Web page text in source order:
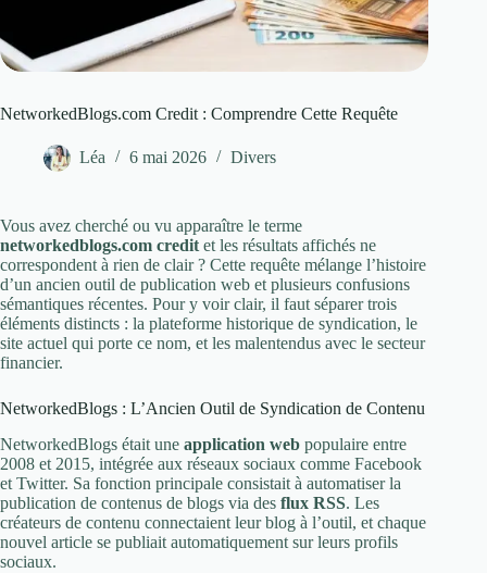
NetworkedBlogs.com Credit : Comprendre Cette Requête
Léa 6 mai 2026 Divers
Vous avez cherché ou vu apparaître le terme
networkedblogs.com credit et les résultats affichés ne
correspondent à rien de clair ? Cette requête mélange l’histoire
d’un ancien outil de publication web et plusieurs confusions
sémantiques récentes. Pour y voir clair, il faut séparer trois
éléments distincts : la plateforme historique de syndication, le
site actuel qui porte ce nom, et les malentendus avec le secteur
financier.
NetworkedBlogs : L’Ancien Outil de Syndication de Contenu
NetworkedBlogs était une application web populaire entre
2008 et 2015, intégrée aux réseaux sociaux comme Facebook
et Twitter. Sa fonction principale consistait à automatiser la
publication de contenus de blogs via des flux RSS. Les
créateurs de contenu connectaient leur blog à l’outil, et chaque
nouvel article se publiait automatiquement sur leurs profils
sociaux.